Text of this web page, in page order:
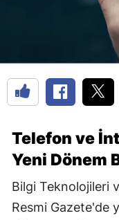
Telefon ve
Yeni Dönem
Bilgi Teknolojileri
Resmi Gazete'de